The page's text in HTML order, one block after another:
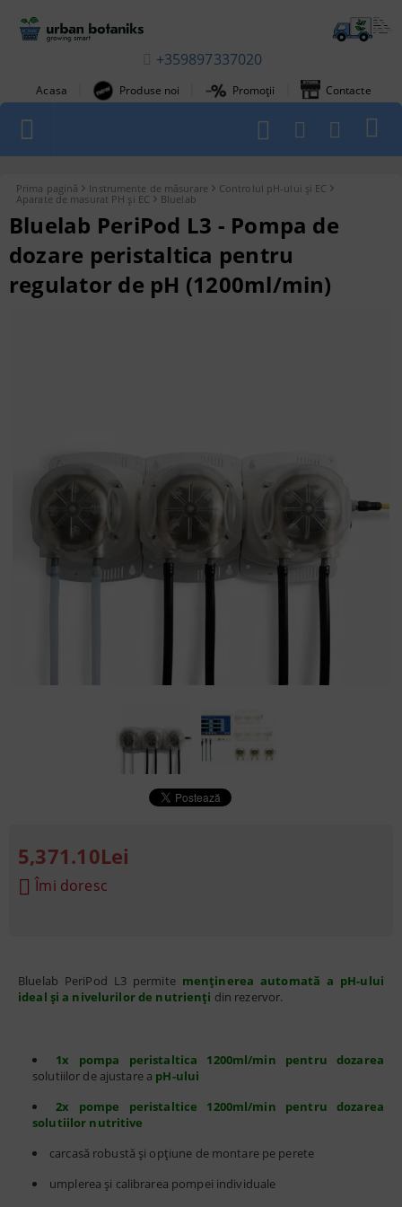
+359897337020
Acasa Produse noi Promoții Contacte
1
Prima pagină Instrumente de măsurare
Controlul pH-ului și EC
Aparate de masurat PH și EC
Bluelab
Bluelab PeriPod L3 - Pompa de
dozare peristaltica pentru
regulator de pH (1200ml/min)
Bluelab PeriPod L3 permite menținerea automată a pH-ului
ideal și a nivelurilor de nutrienți din rezervor.
1x pompa peristaltica 1200ml/min
pentru dozarea
solutiilor de ajustare a pH-ului
2x pompe peristaltice 1200ml/min
pentru dozarea
solutiilor nutritive
carcasă robustă și opțiune de montare pe perete
umplerea și calibrarea pompei individuale
5,371.10Lei
Îmi doresc